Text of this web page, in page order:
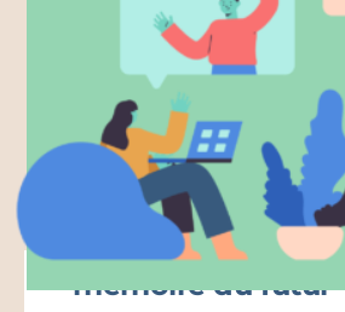
Carnet de route : la
mémoire du futur